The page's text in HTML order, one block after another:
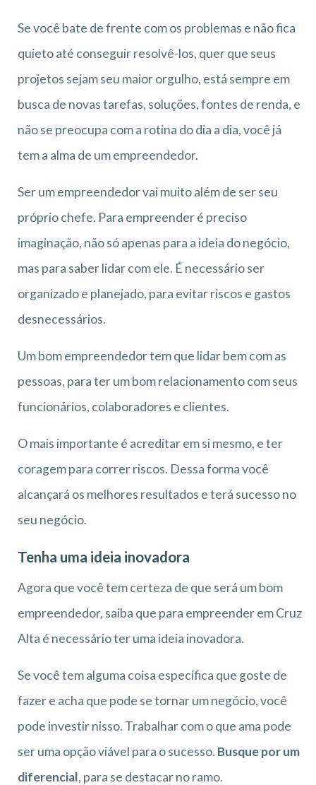
Se você bate de frente com os problemas e não fica
quieto até conseguir resolvê-los, quer que seus
projetos sejam seu maior orgulho, está sempre em
busca de novas tarefas, soluções, fontes de renda, e
não se preocupa com a rotina do dia a dia, você já
tem a alma de um empreendedor.
Ser um empreendedor vai muito além de ser seu
próprio chefe. Para empreender é preciso
imaginação, não só apenas para a ideia do negócio,
mas para saber lidar com ele. É necessário ser
organizado e planejado, para evitar riscos e gastos
desnecessários.
Um bom empreendedor tem que lidar bem com as
pessoas, para ter um bom relacionamento com seus
funcionários, colaboradores e clientes.
O mais importante é acreditar em si mesmo, e ter
coragem para correr riscos. Dessa forma você
alcançará os melhores resultados e terá sucesso no
seu negócio.
Tenha uma ideia inovadora
Agora que você tem certeza de que será um bom
empreendedor, saiba que para empreender em Cruz
Alta é necessário ter uma ideia inovadora.
Se você tem alguma coisa específica que goste de
fazer e acha que pode se tornar um negócio, você
pode investir nisso. Trabalhar com o que ama pode
ser uma opção viável para o sucesso. Busque por um
diferencial, para se destacar no ramo.